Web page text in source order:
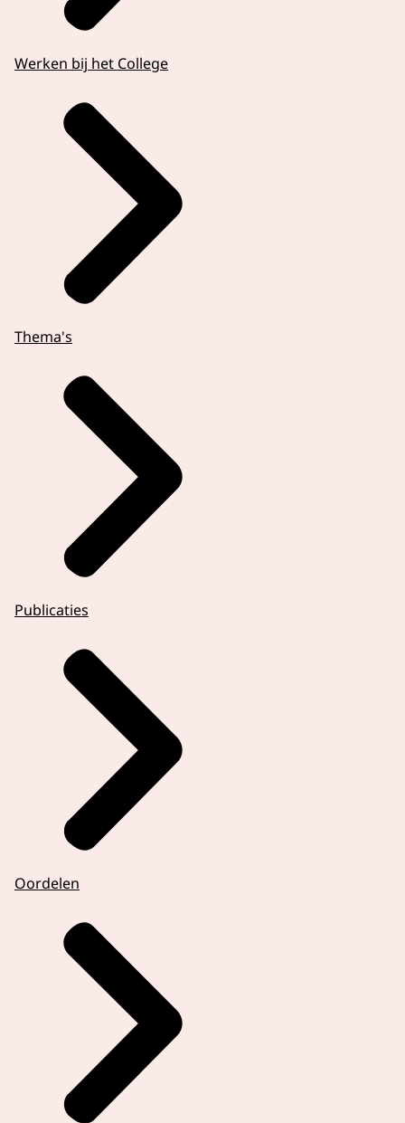
Werken bij het College
Thema's
Publicaties
Oordelen